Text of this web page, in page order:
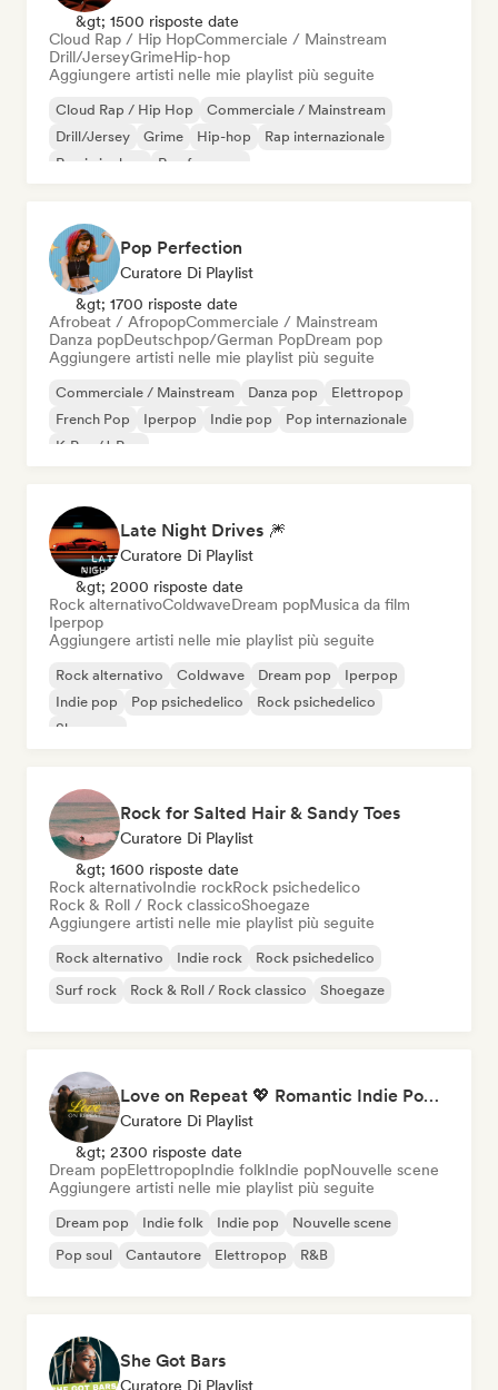
&gt; 1500 risposte date
Cloud Rap / Hip HopCommerciale / Mainstream
Drill/JerseyGrimeHip-hop
Aggiungere artisti nelle mie playlist più seguite
Cloud Rap / Hip Hop
Commerciale / Mainstream
Drill/Jersey
Grime Hip-hop
Rap internazionale
Rap in inglese
Rap francese
Pop Perfection
Curatore Di Playlist
&gt; 1700 risposte date
Afrobeat / AfropopCommerciale / Mainstream
Danza popDeutschpop/German PopDream pop
Aggiungere artisti nelle mie playlist più seguite
Commerciale / Mainstream Danza pop
Elettropop
French Pop
Iperpop Indie pop
Pop internazionale
K-Pop/J-Pop
Late Night Drives 🎆
Curatore Di Playlist
&gt; 2000 risposte date
Rock alternativoColdwaveDream popMusica da film
Iperpop
Aggiungere artisti nelle mie playlist più seguite
Rock alternativo Coldwave Dream pop
Iperpop
Indie pop
Pop psichedelico
Rock psichedelico
Shoegaze
Rock for Salted Hair & Sandy Toes
Curatore Di Playlist
&gt; 1600 risposte date
Rock alternativoIndie rockRock psichedelico
Rock & Roll / Rock classicoShoegaze
Aggiungere artisti nelle mie playlist più seguite
Rock alternativo Indie rock
Rock psichedelico
Surf rock
Rock & Roll / Rock classico Shoegaze
Love on Repeat 💖 Romantic Indie Pop, Neo Soul & Singer-Songwriter
Curatore Di Playlist
&gt; 2300 risposte date
Dream popElettropopIndie folkIndie popNouvelle scene
Aggiungere artisti nelle mie playlist più seguite
Dream pop Indie folk Indie pop
Nouvelle scene
Pop soul
Cantautore Elettropop R&B
She Got Bars
Curatore Di Playlist